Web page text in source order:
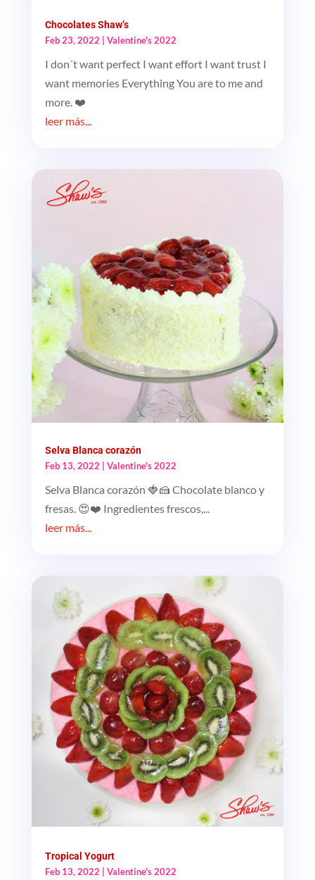
Chocolates Shaw’s
Feb 23, 2022
Valentine's 2022
I don´t want perfect I want effort I want trust I
want memories Everything You are to me and
more. ❤️
leer más...
Selva Blanca corazón
Feb 13, 2022 | Valentine's 2022
Selva Blanca corazón 🍓🍰 Chocolate blanco y
fresas. 😍❤️ Ingredientes frescos,...
leer más...
Tropical Yogurt
Feb 13, 2022
Valentine's 2022